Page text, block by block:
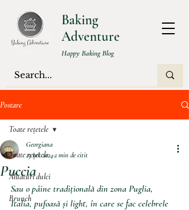
Baking
Adventure
Happy Baking Blog
Postare
Toate rețetele
Aluaturi dulci
Brunch
Toate rețetele
Puccia
Georgiana
23 iul. 20242 min de citit
Sau o pâine tradițională din zona Puglia,
Italia, pufoasă și light, în care se fac celebrele